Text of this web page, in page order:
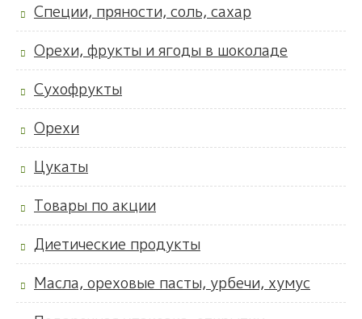
Специи, пряности, соль, сахар
Орехи, фрукты и ягоды в шоколаде
Сухофрукты
Орехи
Цукаты
Товары по акции
Диетические продукты
Масла, ореховые пасты, урбечи, хумус